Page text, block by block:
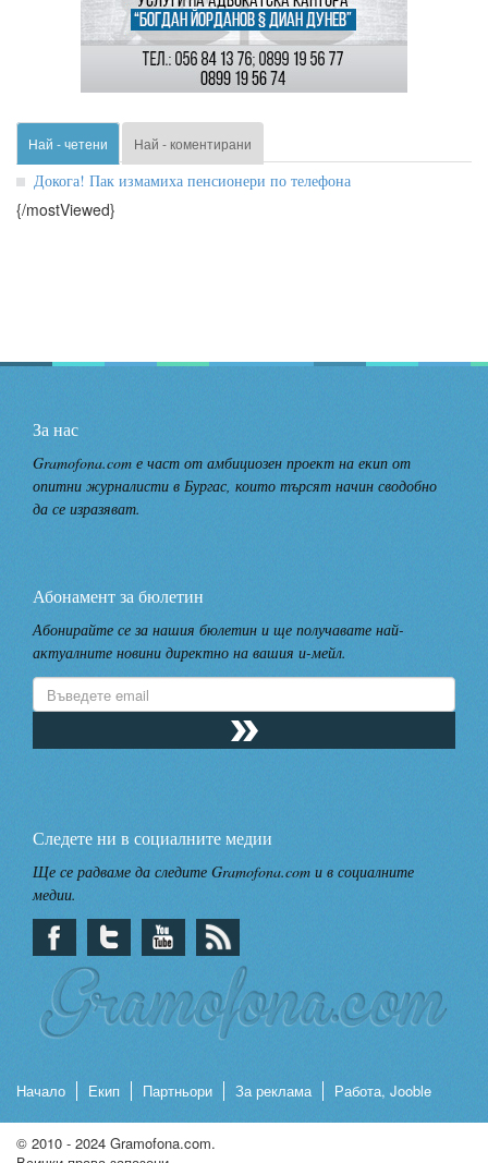
Най - четени Най - коментирани
Докога! Пак измамиха пенсионери по телефона
{/mostViewed}
За нас
Gramofona.com е част от амбициозен проект на екип от
опитни журналисти в Бургас, които търсят начин сводобно
да се изразяват.
Абонамент за бюлетин
Абонирайте се за нашия бюлетин и ще получавате най-
актуалните новини директно на вашия и-мейл.
Следете ни в социалните медии
Ще се радваме да следите Gramofona.com и в социалните
медии.
Начало Екип Партньори За реклама Работа, Jooble
© 2010 - 2024 Gramofona.com.